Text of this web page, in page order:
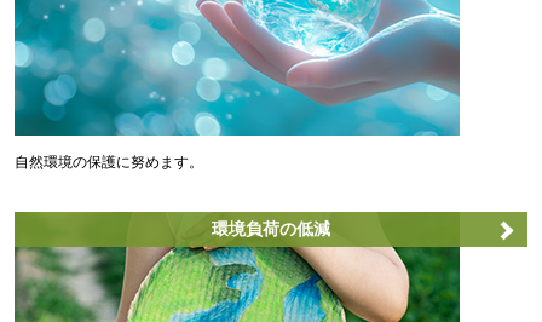
自然環境の保護に努めます。
環境負荷の低減